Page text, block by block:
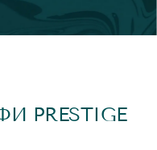
PRESTIGE